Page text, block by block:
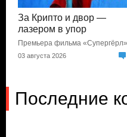
За Крипто и двор —
лазером в упор
Премьера фильма «Супергёрл»
03 августа 2026
Последние